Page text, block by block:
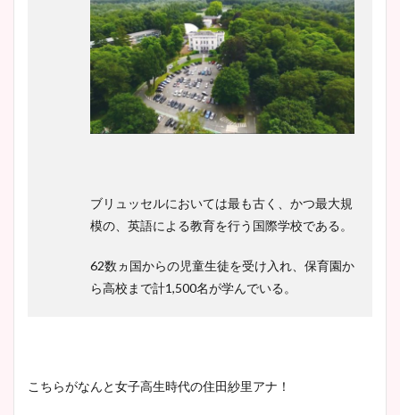
ブリュッセルにおいては最も古く、かつ最大規
模の、英語による教育を行う国際学校である。
62数ヵ国からの児童生徒を受け入れ、保育園か
ら高校まで計1,500名が学んでいる。
こちらがなんと女子高生時代の住田紗里アナ！